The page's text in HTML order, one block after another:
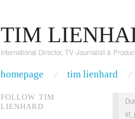
TIM
International Director, TV-Journalist &
homepage tim lienhard
FOLLOW TIM
LIENHARD